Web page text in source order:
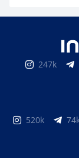
247k
520k